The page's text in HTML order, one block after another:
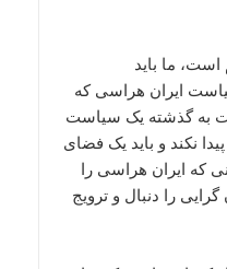
ما باید
ایران هراسی که
به گذشته یک سیاست
نکند و باید یک فضای
که ایران هراسی را
را دنبال و ترویج